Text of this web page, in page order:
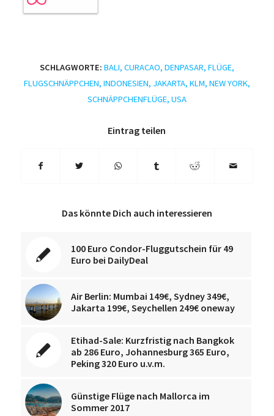
SCHLAGWORTE: BALI, CURACAO, DENPASAR, FLÜGE,
FLUGSCHNÄPPCHEN, INDONESIEN, JAKARTA, KLM, NEW YORK,
SCHNÄPPCHENFLÜGE, USA
Eintrag teilen
Das könnte Dich auch interessieren
100 Euro Condor-Fluggutschein für 49
Euro bei DailyDeal
Air Berlin: Mumbai 149€, Sydney 349€,
Jakarta 199€, Seychellen 249€ oneway
Etihad-Sale: Kurzfristig nach Bangkok
ab 286 Euro, Johannesburg 365 Euro,
Peking 320 Euro u.v.m.
Günstige Flüge nach Mallorca im
Sommer 2017